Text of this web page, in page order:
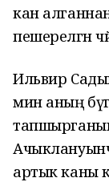
кан
пешерелгән
Ильвир
мин аның
артык каны